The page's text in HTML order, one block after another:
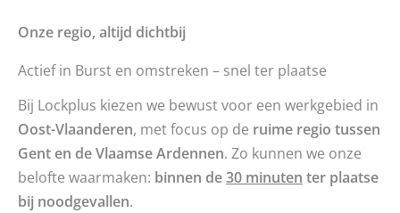
Onze regio, altijd dichtbij
Actief in Burst en omstreken – snel ter plaatse
Bij Lockplus kiezen we bewust voor een werkgebied in
Oost-Vlaanderen, met focus op de ruime regio tussen
Gent en de Vlaamse Ardennen. Zo kunnen we onze
belofte waarmaken: binnen de30 minuten ter plaatse
bij noodgevallen.